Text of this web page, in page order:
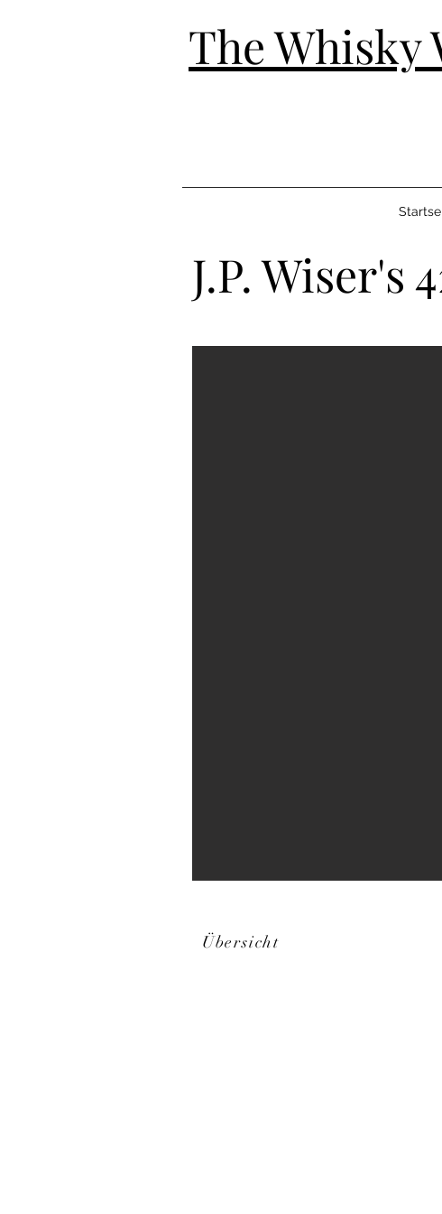
The Whisky
J.P. Wiser's
Übersicht